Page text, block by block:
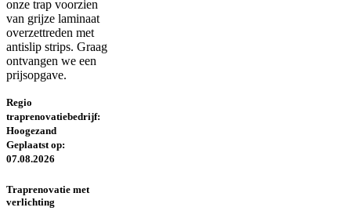
onze trap voorzien
van grijze laminaat
overzettreden met
antislip strips. Graag
ontvangen we een
prijsopgave.
Regio
traprenovatiebedrijf:
Hoogezand
Geplaatst op:
07.08.2026
Traprenovatie met
verlichting